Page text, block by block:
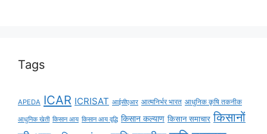
Tags
APEDA ICAR ICRISAT आईसीएआर आत्मनिर्भर भारत आधुनिक कृषि तकनीक
आधुनिक खेती किसान आय किसान आय वृद्धि किसान कल्याण किसान समाचार किसानों